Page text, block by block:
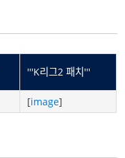
'''K리그2 패치'''
[image]